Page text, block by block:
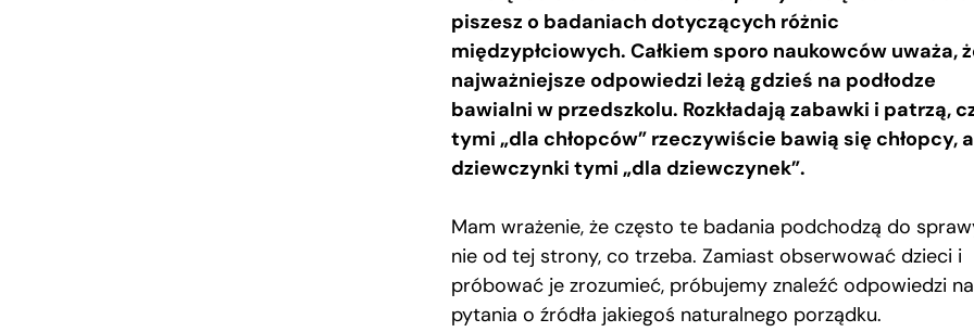
piszesz o badaniach dotyczących różnic
międzypłciowych. Całkiem sporo naukowców uważa,
najważniejsze odpowiedzi leżą gdzieś na podłodze
bawialni w przedszkolu. Rozkładają zabawki i patrzą,
tymi „dla chłopców” rzeczywiście bawią się chłopcy, a
dziewczynki tymi „dla dziewczynek”.
Mam wrażenie, że często te badania podchodzą do
nie od tej strony, co trzeba. Zamiast obserwować dzieci i
próbować je zrozumieć, próbujemy znaleźć odpowiedzi na
pytania o źródła jakiegoś naturalnego porządku.